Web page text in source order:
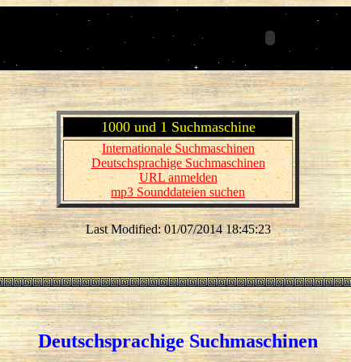
1000 und 1 Suchmaschine
Internationale Suchmaschinen
Deutschsprachige Suchmaschinen
URL anmelden
mp3 Sounddateien suchen
Last Modified: 01/07/2014 18:45:23
Deutschsprachige Suchmaschinen